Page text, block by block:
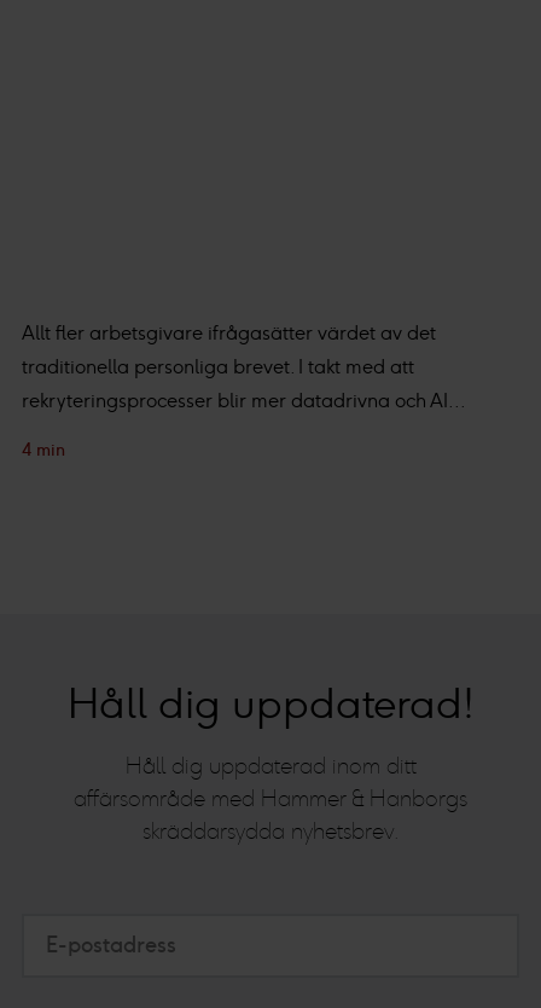
Allt fler arbetsgivare ifrågasätter värdet av det
traditionella personliga brevet. I takt med att
rekryteringsprocesser blir mer datadrivna och AI...
4 min
Håll dig uppdaterad!
Håll dig uppdaterad inom ditt
affärsområde med Hammer & Hanborgs
skräddarsydda nyhetsbrev.
E-postadress